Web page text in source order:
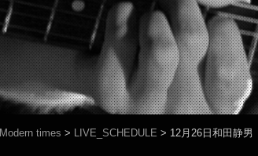
Modern times > LIVE_SCHEDULE > 12月26日和田静男